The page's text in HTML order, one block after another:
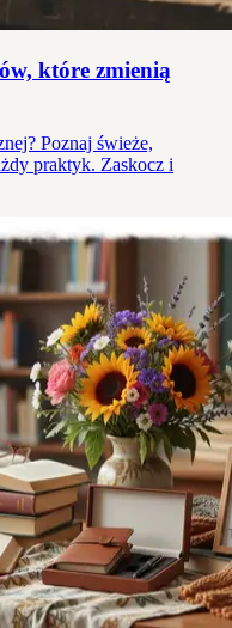
które zmienią
Poznaj świeże,
praktyk. Zaskocz i